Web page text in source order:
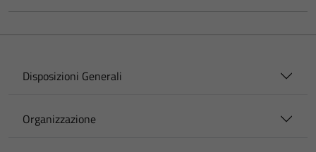
Disposizioni Generali
Organizzazione